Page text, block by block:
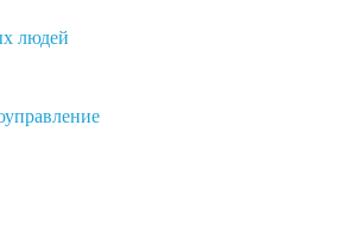
людей